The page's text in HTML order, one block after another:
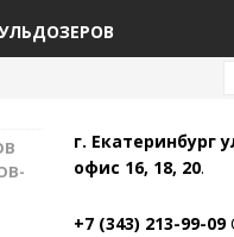
г. Екатеринбург
офис 16, 18, 20.
+7 (343) 213-99-09